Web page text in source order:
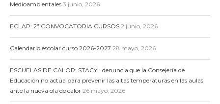
Medioambientales 3 junio, 2026
ECLAP: 2ª CONVOCATORIA CURSOS 2 junio, 2026
Calendario escolar curso 2026-2027 28 mayo, 2026
ESCUELAS DE CALOR: STACYL denuncia que la Consejería de
Educación no actúa para prevenir las altas temperaturas en las aulas
ante la nueva ola de calor 26 mayo, 2026